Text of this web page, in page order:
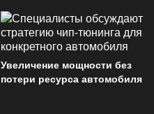
Увеличение мощности без
потери ресурса автомобиля